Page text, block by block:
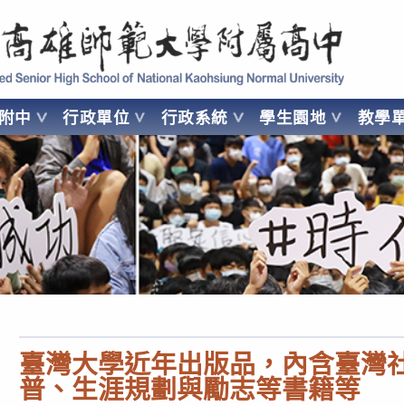
Senior High School of National Kaohsiung Normal University
中 行政單位 行政系統 學生園地 教學
OF NATIONAL KAOHSIUNG NORMAL UNIVERSITY
臺灣大學近年出版品，內含臺灣
普、生涯規劃與勵志等書籍等